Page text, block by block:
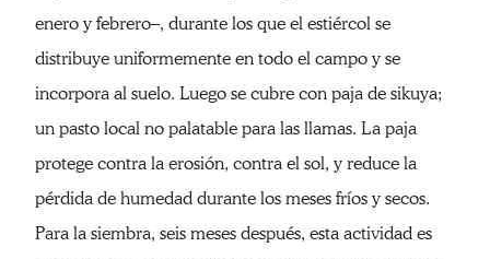
enero y febrero–, durante los que el estiércol se
distribuye uniformemente en todo el campo y se
incorpora al suelo. Luego se cubre con paja de sikuya;
un pasto local no palatable para las llamas. La paja
protege contra la erosión, contra el sol, y reduce la
pérdida de humedad durante los meses fríos y secos.
Para la siembra, seis meses después, esta actividad es